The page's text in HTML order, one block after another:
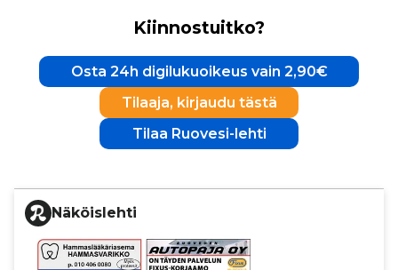
Kiinnostuitko?
Osta 24h digilukuoikeus vain 2,90€
Tilaaja, kirjaudu tästä
Tilaa Ruovesi-lehti
Näköislehti